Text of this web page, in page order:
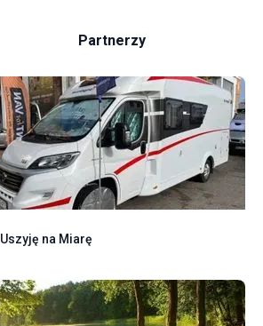
Partnerzy
Uszyję na Miarę